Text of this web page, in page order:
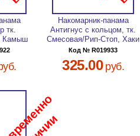
тк.
Камыш
Накомарник-панама
Антигнус с кольцом, тк.
Смесовая/Рип-Стоп, Хаки
Код № R019933
325.00руб.